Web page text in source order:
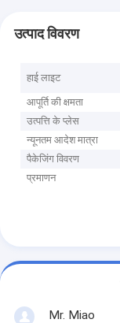
उत्पाद विवरण
हाई लाइट
आपूर्ति की क्षमता
उत्पत्ति के प्लेस
न्यूनतम आदेश मात्रा
पैकेजिंग विवरण
प्रमाणन
Mr. Miao